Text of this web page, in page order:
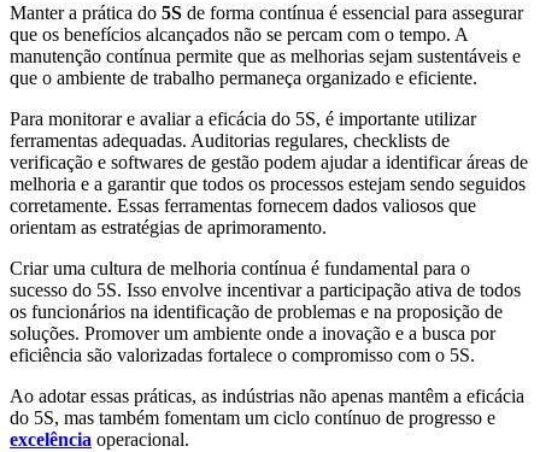
Manter a prática do 5S de forma contínua é essencial para assegurar
que os benefícios alcançados não se percam com o tempo. A
manutenção contínua permite que as melhorias sejam sustentáveis e
que o ambiente de trabalho permaneça organizado e eficiente.
Para monitorar e avaliar a eficácia do 5S, é importante utilizar
ferramentas adequadas. Auditorias regulares, checklists de
verificação e softwares de gestão podem ajudar a identificar áreas de
melhoria e a garantir que todos os processos estejam sendo seguidos
corretamente. Essas ferramentas fornecem dados valiosos que
orientam as estratégias de aprimoramento.
Criar uma cultura de melhoria contínua é fundamental para o
sucesso do 5S. Isso envolve incentivar a participação ativa de todos
os funcionários na identificação de problemas e na proposição de
soluções. Promover um ambiente onde a inovação e a busca por
eficiência são valorizadas fortalece o compromisso com o 5S.
Ao adotar essas práticas, as indústrias não apenas mantêm a eficácia
do 5S, mas também fomentam um ciclo contínuo de progresso e
excelência operacional.